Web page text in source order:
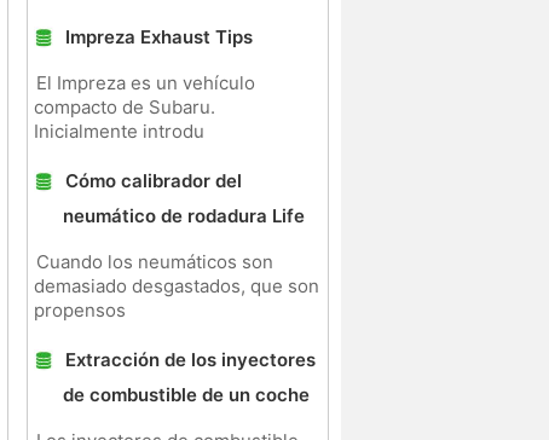
Impreza Exhaust Tips
El Impreza es un vehículo
compacto de Subaru.
Inicialmente introdu
Cómo calibrador del
neumático de rodadura Life
Cuando los neumáticos son
demasiado desgastados, que son
propensos
Extracción de los inyectores
de combustible de un coche